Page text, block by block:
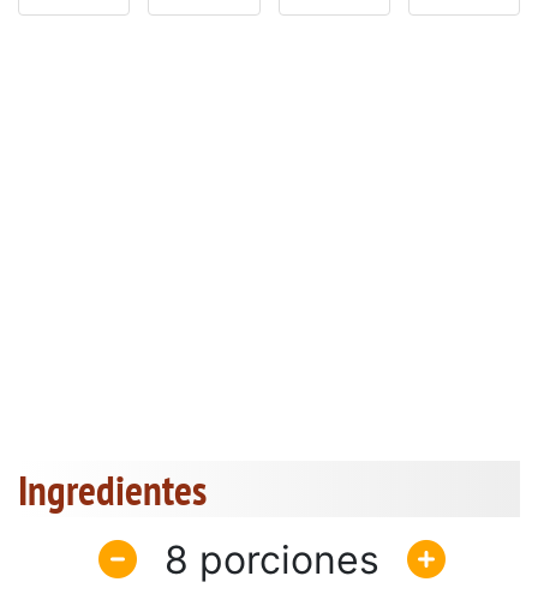
Ingredientes
8